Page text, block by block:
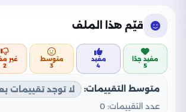
قيّم هذا الملف
مفيد جدًا
5
مفيد
4
متوسط
3
غير
2
متوسط التقييمات:
لا توجد تقييمات
عدد التقييمات: 0